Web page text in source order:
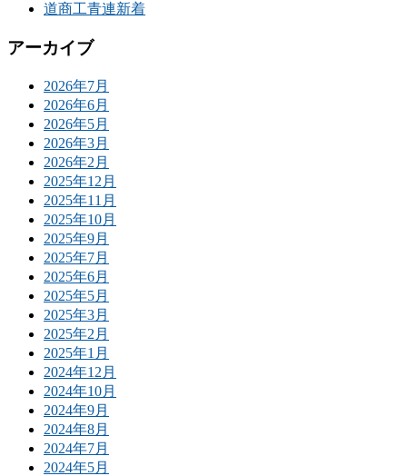
道商工青連新着
アーカイブ
2026年7月
2026年6月
2026年5月
2026年3月
2026年2月
2025年12月
2025年11月
2025年10月
2025年9月
2025年7月
2025年6月
2025年5月
2025年3月
2025年2月
2025年1月
2024年12月
2024年10月
2024年9月
2024年8月
2024年7月
2024年5月